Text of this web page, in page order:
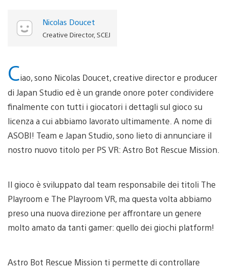
Nicolas Doucet
Creative Director, SCEJ
Ciao, sono Nicolas Doucet, creative director e producer
di Japan Studio ed è un grande onore poter condividere
finalmente con tutti i giocatori i dettagli sul gioco su
licenza a cui abbiamo lavorato ultimamente. A nome di
ASOBI! Team e Japan Studio, sono lieto di annunciare il
nostro nuovo titolo per PS VR: Astro Bot Rescue Mission.
Il gioco è sviluppato dal team responsabile dei titoli The
Playroom e The Playroom VR, ma questa volta abbiamo
preso una nuova direzione per affrontare un genere
molto amato da tanti gamer: quello dei giochi platform!
Astro Bot Rescue Mission ti permette di controllare